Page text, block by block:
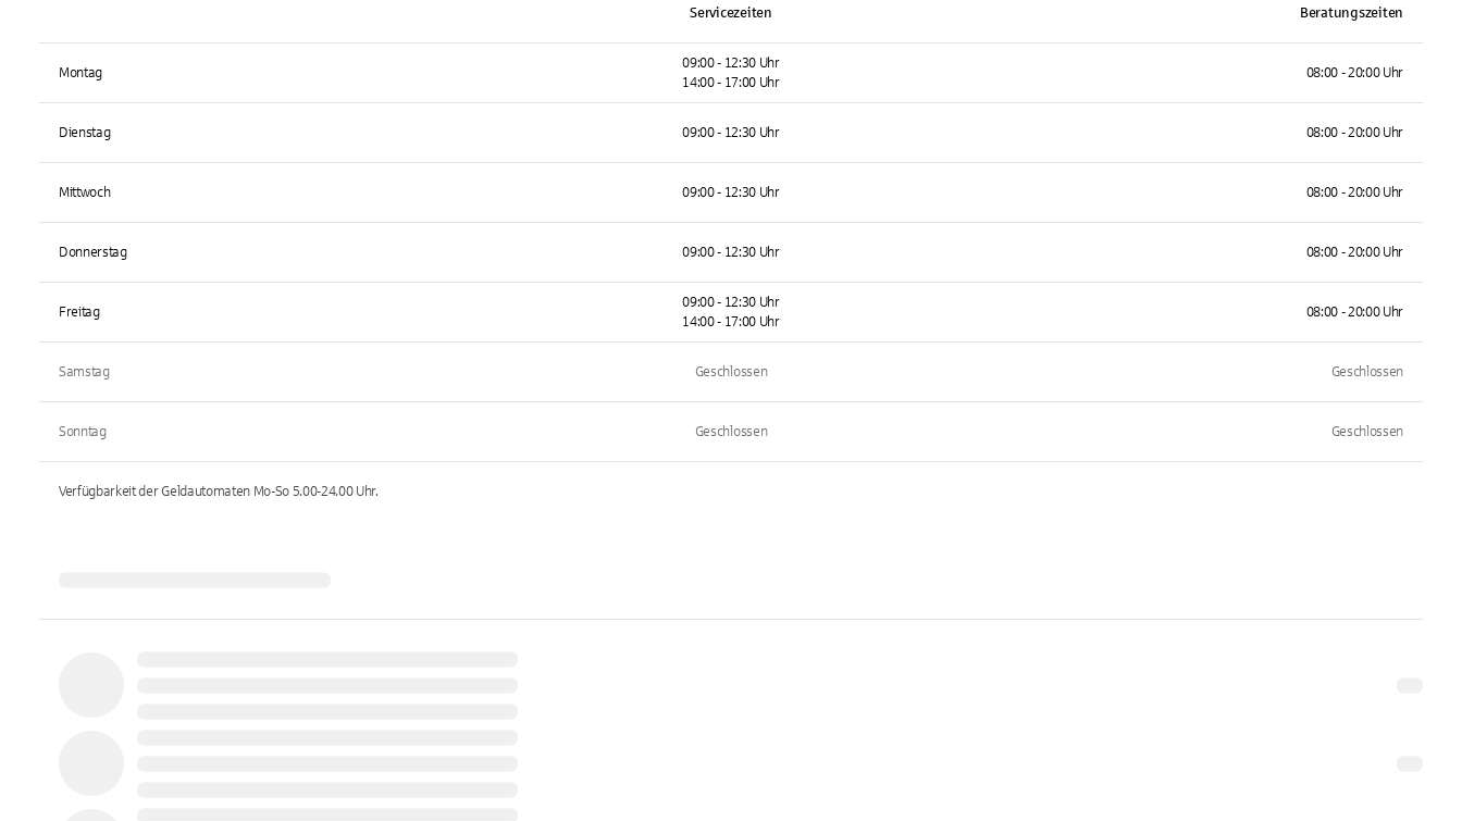
Servicezeiten Beratungszeiten
Montag
09:00 - 12:30 Uhr
14:00 - 17:00 Uhr
08:00 - 20:00 Uhr
Dienstag 09:00 - 12:30 Uhr 08:00 - 20:00 Uhr
Mittwoch 09:00 - 12:30 Uhr 08:00 - 20:00 Uhr
Donnerstag 09:00 - 12:30 Uhr 08:00 - 20:00 Uhr
Freitag
09:00 - 12:30 Uhr
14:00 - 17:00 Uhr
08:00 - 20:00 Uhr
Samstag Geschlossen Geschlossen
Sonntag Geschlossen Geschlossen
Verfügbarkeit der Geldautomaten Mo-So 5.00-24.00Uhr.